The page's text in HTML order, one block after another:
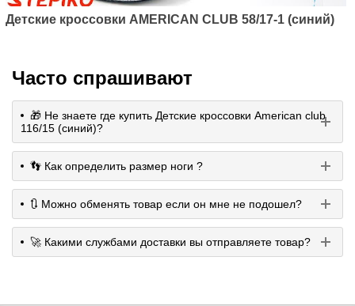
Детские кроссовки AMERICAN CLUB 58/17-1 (синий)
Часто спрашивают
🎁 Не знаете где купить Детские кроссовки American club
116/15 (синий)?
👣 Как определить размер ноги ?
🔃 Можно обменять товар если он мне не подошел?
🚀 Какими службами доставки вы отправляете товар?